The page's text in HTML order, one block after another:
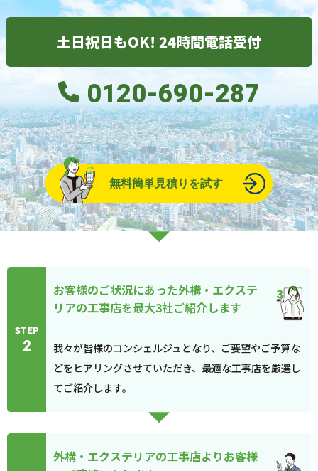
土日祝日もOK! 24時間電話受付
0120-690-287
無料簡単見積りを試す
STEP
2
お客様のご状況にあった外構・エクステ
リアの工事店を最大3社ご紹介します
我々が皆様のコンシェルジュとなり、ご要望やご予算な
どをヒアリングさせていただき、最適な工事店を厳選し
てご紹介します。
外構・エクステリアの工事店よりお客様